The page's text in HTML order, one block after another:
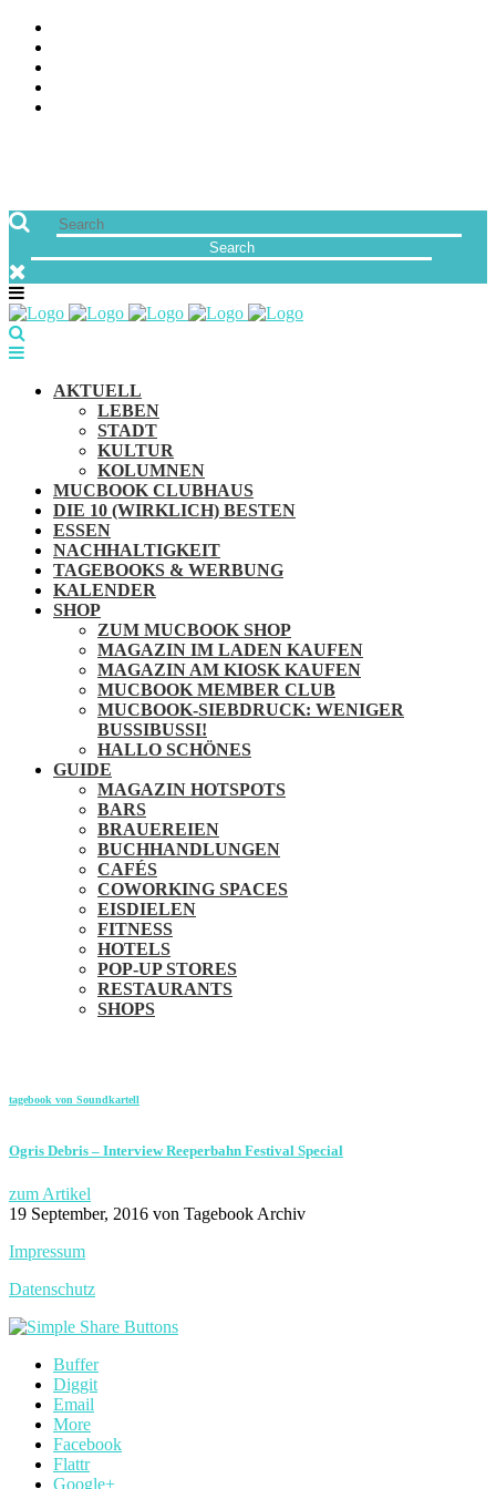
AKTUELL
LEBEN
STADT
KULTUR
KOLUMNEN
MUCBOOK CLUBHAUS
DIE 10 (WIRKLICH) BESTEN
ESSEN
NACHHALTIGKEIT
TAGEBOOKS & WERBUNG
KALENDER
SHOP
ZUM MUCBOOK SHOP
MAGAZIN IM LADEN KAUFEN
MAGAZIN AM KIOSK KAUFEN
MUCBOOK MEMBER CLUB
MUCBOOK-SIEBDRUCK: WENIGER
BUSSIBUSSI!
HALLO SCHÖNES
GUIDE
MAGAZIN HOTSPOTS
BARS
BRAUEREIEN
BUCHHANDLUNGEN
CAFÉS
COWORKING SPACES
EISDIELEN
FITNESS
HOTELS
POP-UP STORES
RESTAURANTS
SHOPS
tagebook von Soundkartell
Ogris Debris – Interview Reeperbahn Festival Special
zum Artikel
19 September, 2016 von Tagebook Archiv
Impressum
Datenschutz
Buffer
Diggit
Email
More
Facebook
Flattr
Google+